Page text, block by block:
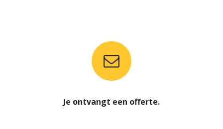
Je ontvangt een offerte.